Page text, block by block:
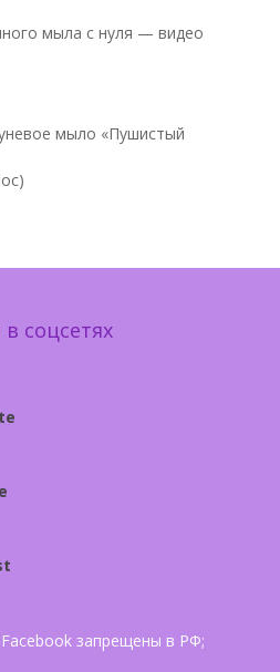
мыла с нуля — видео
мыло «Пушистый
соцсетях
запрещены в РФ;